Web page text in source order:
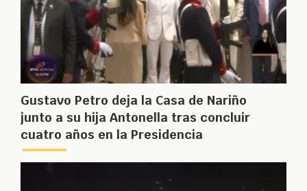
Gustavo Petro deja la Casa de Nariño
junto a su hija Antonella tras concluir
cuatro años en la Presidencia